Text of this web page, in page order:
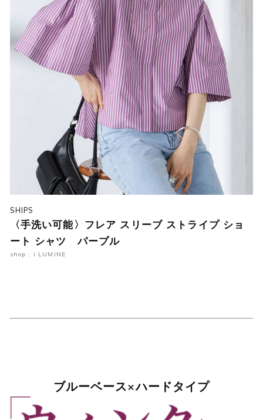
SHIPS
〈手洗い可能〉フレア スリーブ ストライプ ショ
ート シャツ パープル
shop : i LUMINE
ブルーベース×ハードタイプ